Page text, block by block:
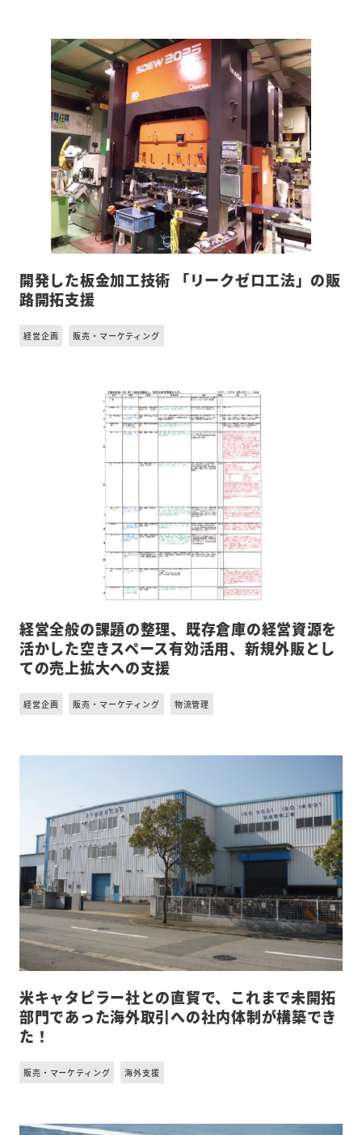
開発した板金加工技術 「リークゼロ工法」の販
路開拓支援
経営企画 販売・マーケティング
経営全般の課題の整理、既存倉庫の経営資源を
活かした空きスペース有効活用、新規外販とし
ての売上拡大への支援
経営企画 販売・マーケティング 物流管理
米キャタピラー社との直貿で、これまで未開拓
部門であった海外取引への社内体制が構築でき
た！
販売・マーケティング 海外支援